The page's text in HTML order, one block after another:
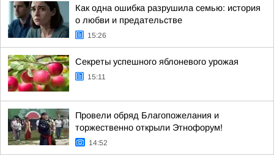
Как одна ошибка разрушила семью: история
о любви и предательстве
15:26
Секреты успешного яблоневого урожая
15:11
Провели обряд Благопожелания и
торжественно открыли Этнофорум!
14:52